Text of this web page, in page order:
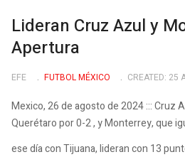
Lideran Cruz Azul y
Apertura
EFE FUTBOL MÉXICO CREATED: 25
Mexico, 26 de agosto de 2024 ::: Cruz
Querétaro por 0-2 , y Monterrey, que
ese día con Tijuana, lideran con 13